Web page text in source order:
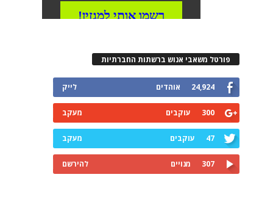
פורטל משאבי אנוש ברשתות החברתיות
24,924 אוהדים לייק
300 עוקבים מעקב
47 עוקבים מעקב
307 מנויים להירשם